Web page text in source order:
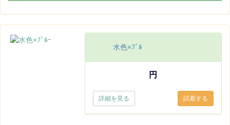
水色×ﾌﾞﾙ
円
詳細を見る